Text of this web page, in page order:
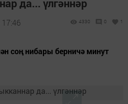
да... үлгәннәр
4330 0 1
соң нибары берничә минут